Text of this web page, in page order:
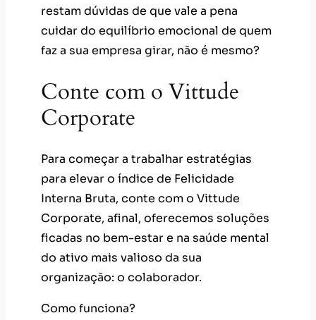
restam dúvidas de que vale a pena
cuidar do equilíbrio emocional de quem
faz a sua empresa girar, não é mesmo?
Conte com o Vittude
Corporate
Para começar a trabalhar estratégias
para elevar o índice de Felicidade
Interna Bruta, conte com o Vittude
Corporate, afinal, oferecemos soluções
ficadas no bem-estar e na saúde mental
do ativo mais valioso da sua
organização: o colaborador.
Como funciona?